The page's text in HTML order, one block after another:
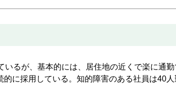
るが、基本的には、居住地の近くで楽に通
に採用している。知的障害のある社員は40人